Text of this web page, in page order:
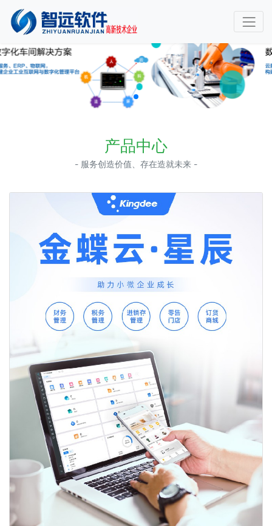
产品中心
- 服务创造价值、存在造就未来 -